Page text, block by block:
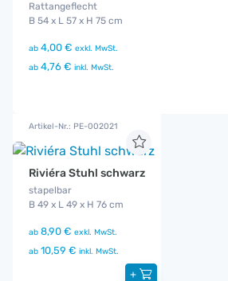
Rattangeflecht
B 54 x L 57 x H 75 cm
ab 4,00 € exkl. MwSt.
ab 4,76 € inkl. MwSt.
Artikel-Nr.: PE-002021
Riviéra Stuhl schwarz
stapelbar
B 49 x L 49 x H 76 cm
ab 8,90 € exkl. MwSt.
ab 10,59 € inkl. MwSt.
+